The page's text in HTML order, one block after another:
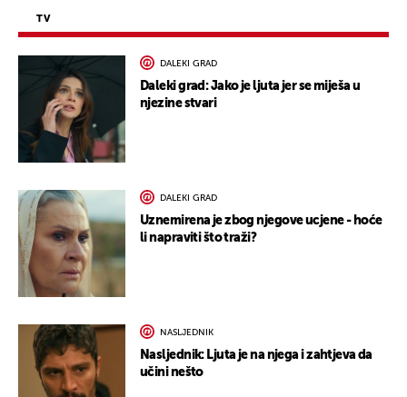
TV
DALEKI GRAD
Daleki grad: Jako je ljuta jer se miješa u
njezine stvari
DALEKI GRAD
Uznemirena je zbog njegove ucjene - hoće
li napraviti što traži?
NASLJEDNIK
Nasljednik: Ljuta je na njega i zahtjeva da
učini nešto